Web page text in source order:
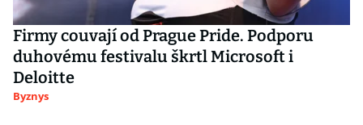
Firmy couvají od Prague Pride. Podporu
duhovému festivalu škrtl Microsoft i
Deloitte
Byznys